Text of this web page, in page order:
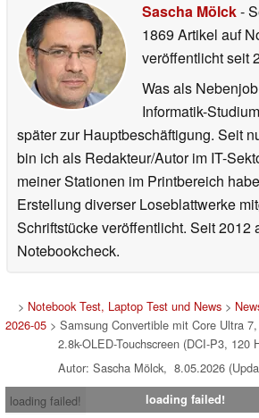
Sascha Mölck-
1869 Artikel auf
veröffentlichtseit
Was als
Informatik-
später zur Hauptbeschäftigung. Seit
bin ich als Redakteur/Autor im IT-
meiner Stationen im Printbereich
Erstellung diverser Loseblattwerke
Schriftstücke veröffentlicht. Seit 2012
Notebookcheck.
> Notebook Test, Laptop Test und News>
2026-05> Samsung Convertible mit Core Ultra
2.8k-OLED-Touchscreen (DCI-P3, 120
Autor: Sascha Mölck, 8.05.2026
loading failed!
loading failed!